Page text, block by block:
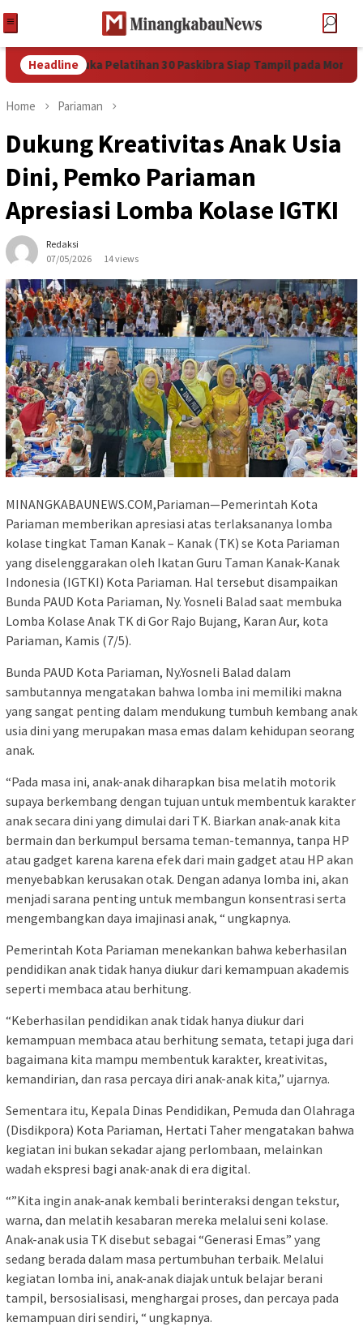
Headline
Resmi Buka Pelatihan 30 Paskibra Siap Tampil pada Moment
Home Pariaman
Dukung Kreativitas Anak Usia
Dini, Pemko Pariaman
Apresiasi Lomba Kolase IGTKI
Redaksi
07/05/2026
14 views
MINANGKABAUNEWS.COM,Pariaman—Pemerintah Kota
Pariaman memberikan apresiasi atas terlaksananya lomba
kolase tingkat Taman Kanak – Kanak (TK) se Kota Pariaman
yang diselenggarakan oleh Ikatan Guru Taman Kanak-Kanak
Indonesia (IGTKI) Kota Pariaman. Hal tersebut disampaikan
Bunda PAUD Kota Pariaman, Ny. Yosneli Balad saat membuka
Lomba Kolase Anak TK di Gor Rajo Bujang, Karan Aur, kota
Pariaman, Kamis (7/5).
Bunda PAUD Kota Pariaman, Ny.Yosneli Balad dalam
sambutannya mengatakan bahwa lomba ini memiliki makna
yang sangat penting dalam mendukung tumbuh kembang anak
usia dini yang merupakan masa emas dalam kehidupan seorang
anak.
“Pada masa ini, anak-anak diharapkan bisa melatih motorik
supaya berkembang dengan tujuan untuk membentuk karakter
anak secara dini yang dimulai dari TK. Biarkan anak-anak kita
bermain dan berkumpul bersama teman-temannya, tanpa HP
atau gadget karena karena efek dari main gadget atau HP akan
menyebabkan kerusakan otak. Dengan adanya lomba ini, akan
menjadi sarana penting untuk membangun konsentrasi serta
mengembangkan daya imajinasi anak, “ ungkapnya.
Pemerintah Kota Pariaman menekankan bahwa keberhasilan
pendidikan anak tidak hanya diukur dari kemampuan akademis
seperti membaca atau berhitung.
“Keberhasilan pendidikan anak tidak hanya diukur dari
kemampuan membaca atau berhitung semata, tetapi juga dari
bagaimana kita mampu membentuk karakter, kreativitas,
kemandirian, dan rasa percaya diri anak-anak kita,” ujarnya.
Sementara itu, Kepala Dinas Pendidikan, Pemuda dan Olahraga
(Disdikpora) Kota Pariaman, Hertati Taher mengatakan bahwa
kegiatan ini bukan sekadar ajang perlombaan, melainkan
wadah ekspresi bagi anak-anak di era digital.
“”Kita ingin anak-anak kembali berinteraksi dengan tekstur,
warna, dan melatih kesabaran mereka melalui seni kolase.
Anak-anak usia TK disebut sebagai “Generasi Emas” yang
sedang berada dalam masa pertumbuhan terbaik. Melalui
kegiatan lomba ini, anak-anak diajak untuk belajar berani
tampil, bersosialisasi, menghargai proses, dan percaya pada
kemampuan diri sendiri, “ ungkapnya.